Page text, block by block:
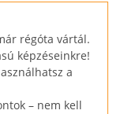
régóta vártál.
képzéseinkre!
a
– nem kell